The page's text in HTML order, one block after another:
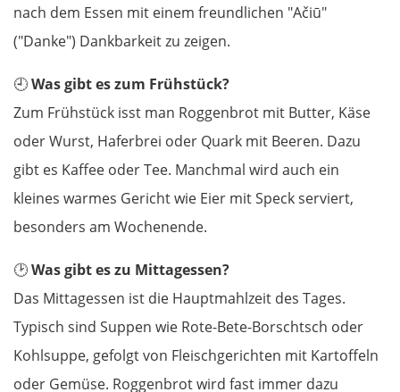
nach dem Essen mit einem freundlichen "Ačiū"
("Danke") Dankbarkeit zu zeigen.
🕘Was gibt es zum Frühstück?
Zum Frühstück isst man Roggenbrot mit Butter, Käse
oder Wurst, Haferbrei oder Quark mit Beeren. Dazu
gibt es Kaffee oder Tee. Manchmal wird auch ein
kleines warmes Gericht wie Eier mit Speck serviert,
besonders am Wochenende.
🕑Was gibt es zu Mittagessen?
Das Mittagessen ist die Hauptmahlzeit des Tages.
Typisch sind Suppen wie Rote-Bete-Borschtsch oder
Kohlsuppe, gefolgt von Fleischgerichten mit Kartoffeln
oder Gemüse. Roggenbrot wird fast immer dazu